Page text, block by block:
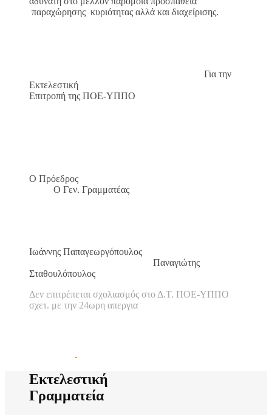
παραχώρησης κυριότητας αλλά και διαχείρισης.
Για την
Εκτελεστική
Επιτροπή της ΠΟΕ-ΥΠΠΟ
Ο Πρόεδρος
Ο Γεν. Γραμματέας
Ιωάννης Παπαγεωργόπουλος
Παναγιώτης
Σταθουλόπουλος
Δεν επιτρέπεται σχολιασμός στο Δ.Τ. ΠΟΕ-ΥΠΠΟ
σχετ. με την 24ωρη απεργια
Εκτελεστική
Γραμματεία